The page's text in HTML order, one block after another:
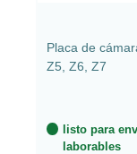
Placa de
Z5, Z6, Z7
listo para
laborables